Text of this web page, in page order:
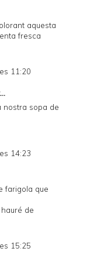
aquesta
fresca
11:20
nostra sopa de
14:23
farigola que
de
15:25